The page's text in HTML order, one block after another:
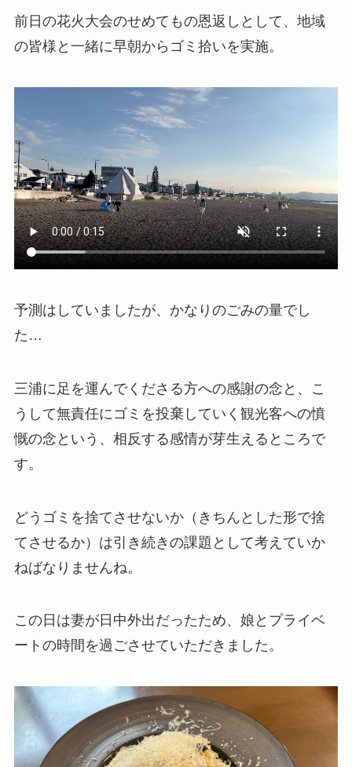
前日の花火大会のせめてもの恩返しとして、地域
の皆様と一緒に早朝からゴミ拾いを実施。
予測はしていましたが、かなりのごみの量でし
た…
三浦に足を運んでくださる方への感謝の念と、こ
うして無責任にゴミを投棄していく観光客への憤
慨の念という、相反する感情が芽生えるところで
す。
どうゴミを捨てさせないか（きちんとした形で捨
てさせるか）は引き続きの課題として考えていか
ねばなりませんね。
この日は妻が日中外出だったため、娘とプライベ
ートの時間を過ごさせていただきました。